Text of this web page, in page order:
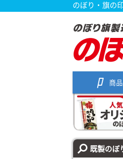
のぼり・旗の
商
既製のぼ